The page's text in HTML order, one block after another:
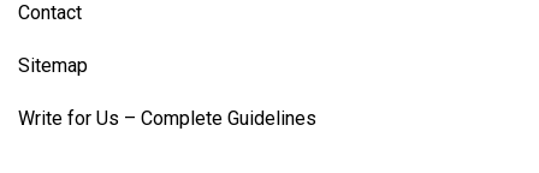
Contact
Sitemap
Write for Us – Complete Guidelines